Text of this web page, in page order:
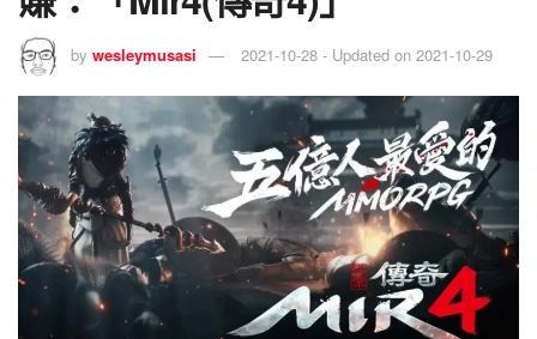
by wesleymusasi 2021-10-28 - Updated on 2021-10-29